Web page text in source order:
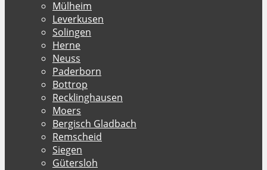
Mülheim
Leverkusen
Solingen
Herne
Neuss
Paderborn
Bottrop
Recklinghausen
Moers
Bergisch Gladbach
Remscheid
Siegen
Gütersloh